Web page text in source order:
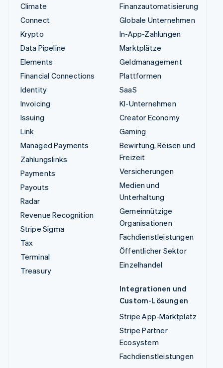
Climate
Connect
Krypto
Data Pipeline
Elements
Financial Connections
Identity
Invoicing
Issuing
Link
Managed Payments
Zahlungslinks
Payments
Payouts
Radar
Revenue Recognition
Stripe Sigma
Tax
Terminal
Treasury
Finanzautomatisierung
Globale Unternehmen
In-App-Zahlungen
Marktplätze
Geldmanagement
Plattformen
SaaS
KI-Unternehmen
Creator Economy
Gaming
Bewirtung, Reisen und
Freizeit
Versicherungen
Medien und
Unterhaltung
Gemeinnützige
Organisationen
Fachdienstleistungen
Öffentlicher Sektor
Einzelhandel
Integrationen und
Custom-Lösungen
Stripe App-Marktplatz
Stripe Partner
Ecosystem
Fachdienstleistungen